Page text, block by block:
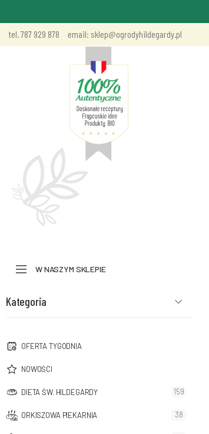
tel. 787 929 878
email: sklep@ogrodyhildegardy.pl
W NASZYM SKLEPIE
Kategoria
OFERTA TYGODNIA
NOWOŚCI
DIETA ŚW. HILDEGARDY 159
ORKISZOWA PIEKARNIA 38